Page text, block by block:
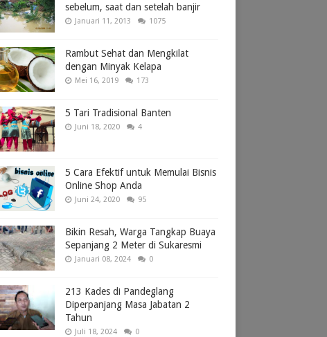
sebelum, saat dan setelah banjir
Januari 11, 2013 1075
Rambut Sehat dan Mengkilat
dengan Minyak Kelapa
Mei 16, 2019 173
5 Tari Tradisional Banten
Juni 18, 2020 4
5 Cara Efektif untuk Memulai Bisnis
Online Shop Anda
Juni 24, 2020 95
Bikin Resah, Warga Tangkap Buaya
Sepanjang 2 Meter di Sukaresmi
Januari 08, 2024 0
213 Kades di Pandeglang
Diperpanjang Masa Jabatan 2
Tahun
Juli 18, 2024 0